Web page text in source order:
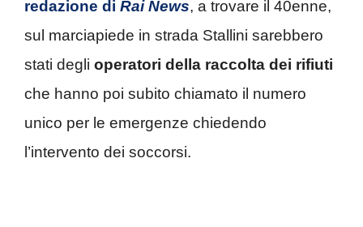
redazione di Rai News, a trovare il 40enne,
sul marciapiede in strada Stallini sarebbero
stati degli operatori della raccolta dei rifiuti
che hanno poi subito chiamato il numero
unico per le emergenze chiedendo
l’intervento dei soccorsi.